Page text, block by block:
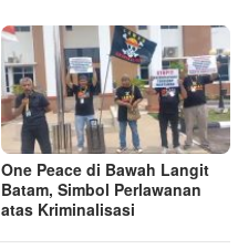
One Peace di Bawah Langit
Batam, Simbol Perlawanan
atas Kriminalisasi